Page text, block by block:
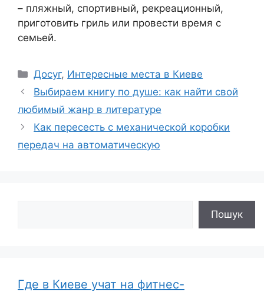
– пляжный, спортивный, рекреационный,
приготовить гриль или провести время с
семьей.
Рубрики
Досуг, Интересные места в Киеве
Выбираем книгу по душе: как найти свой
любимый жанр в литературе
Как пересесть с механической коробки
передач на автоматическую
Пошук
Где в Киеве учат на фитнес-